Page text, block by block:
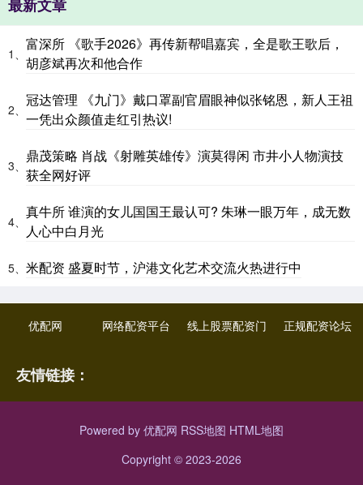
最新文章
1、
富深所 《歌手2026》再传新帮唱嘉宾，全是歌王歌后，
胡彦斌再次和他合作
2、
冠达管理 《九门》戴口罩副官眉眼神似张铭恩，新人王祖
一凭出众颜值走红引热议!
3、
鼎茂策略 肖战《射雕英雄传》演莫得闲 市井小人物演技
获全网好评
4、
真牛所 谁演的女儿国国王最认可? 朱琳一眼万年，成无数
人心中白月光
5、 米配资 盛夏时节，沪港文化艺术交流火热进行中
优配网 网络配资平台 线上股票配资门 正规配资论坛
友情链接：
Powered by 优配网 RSS地图 HTML地图
Copyright © 2023-2026